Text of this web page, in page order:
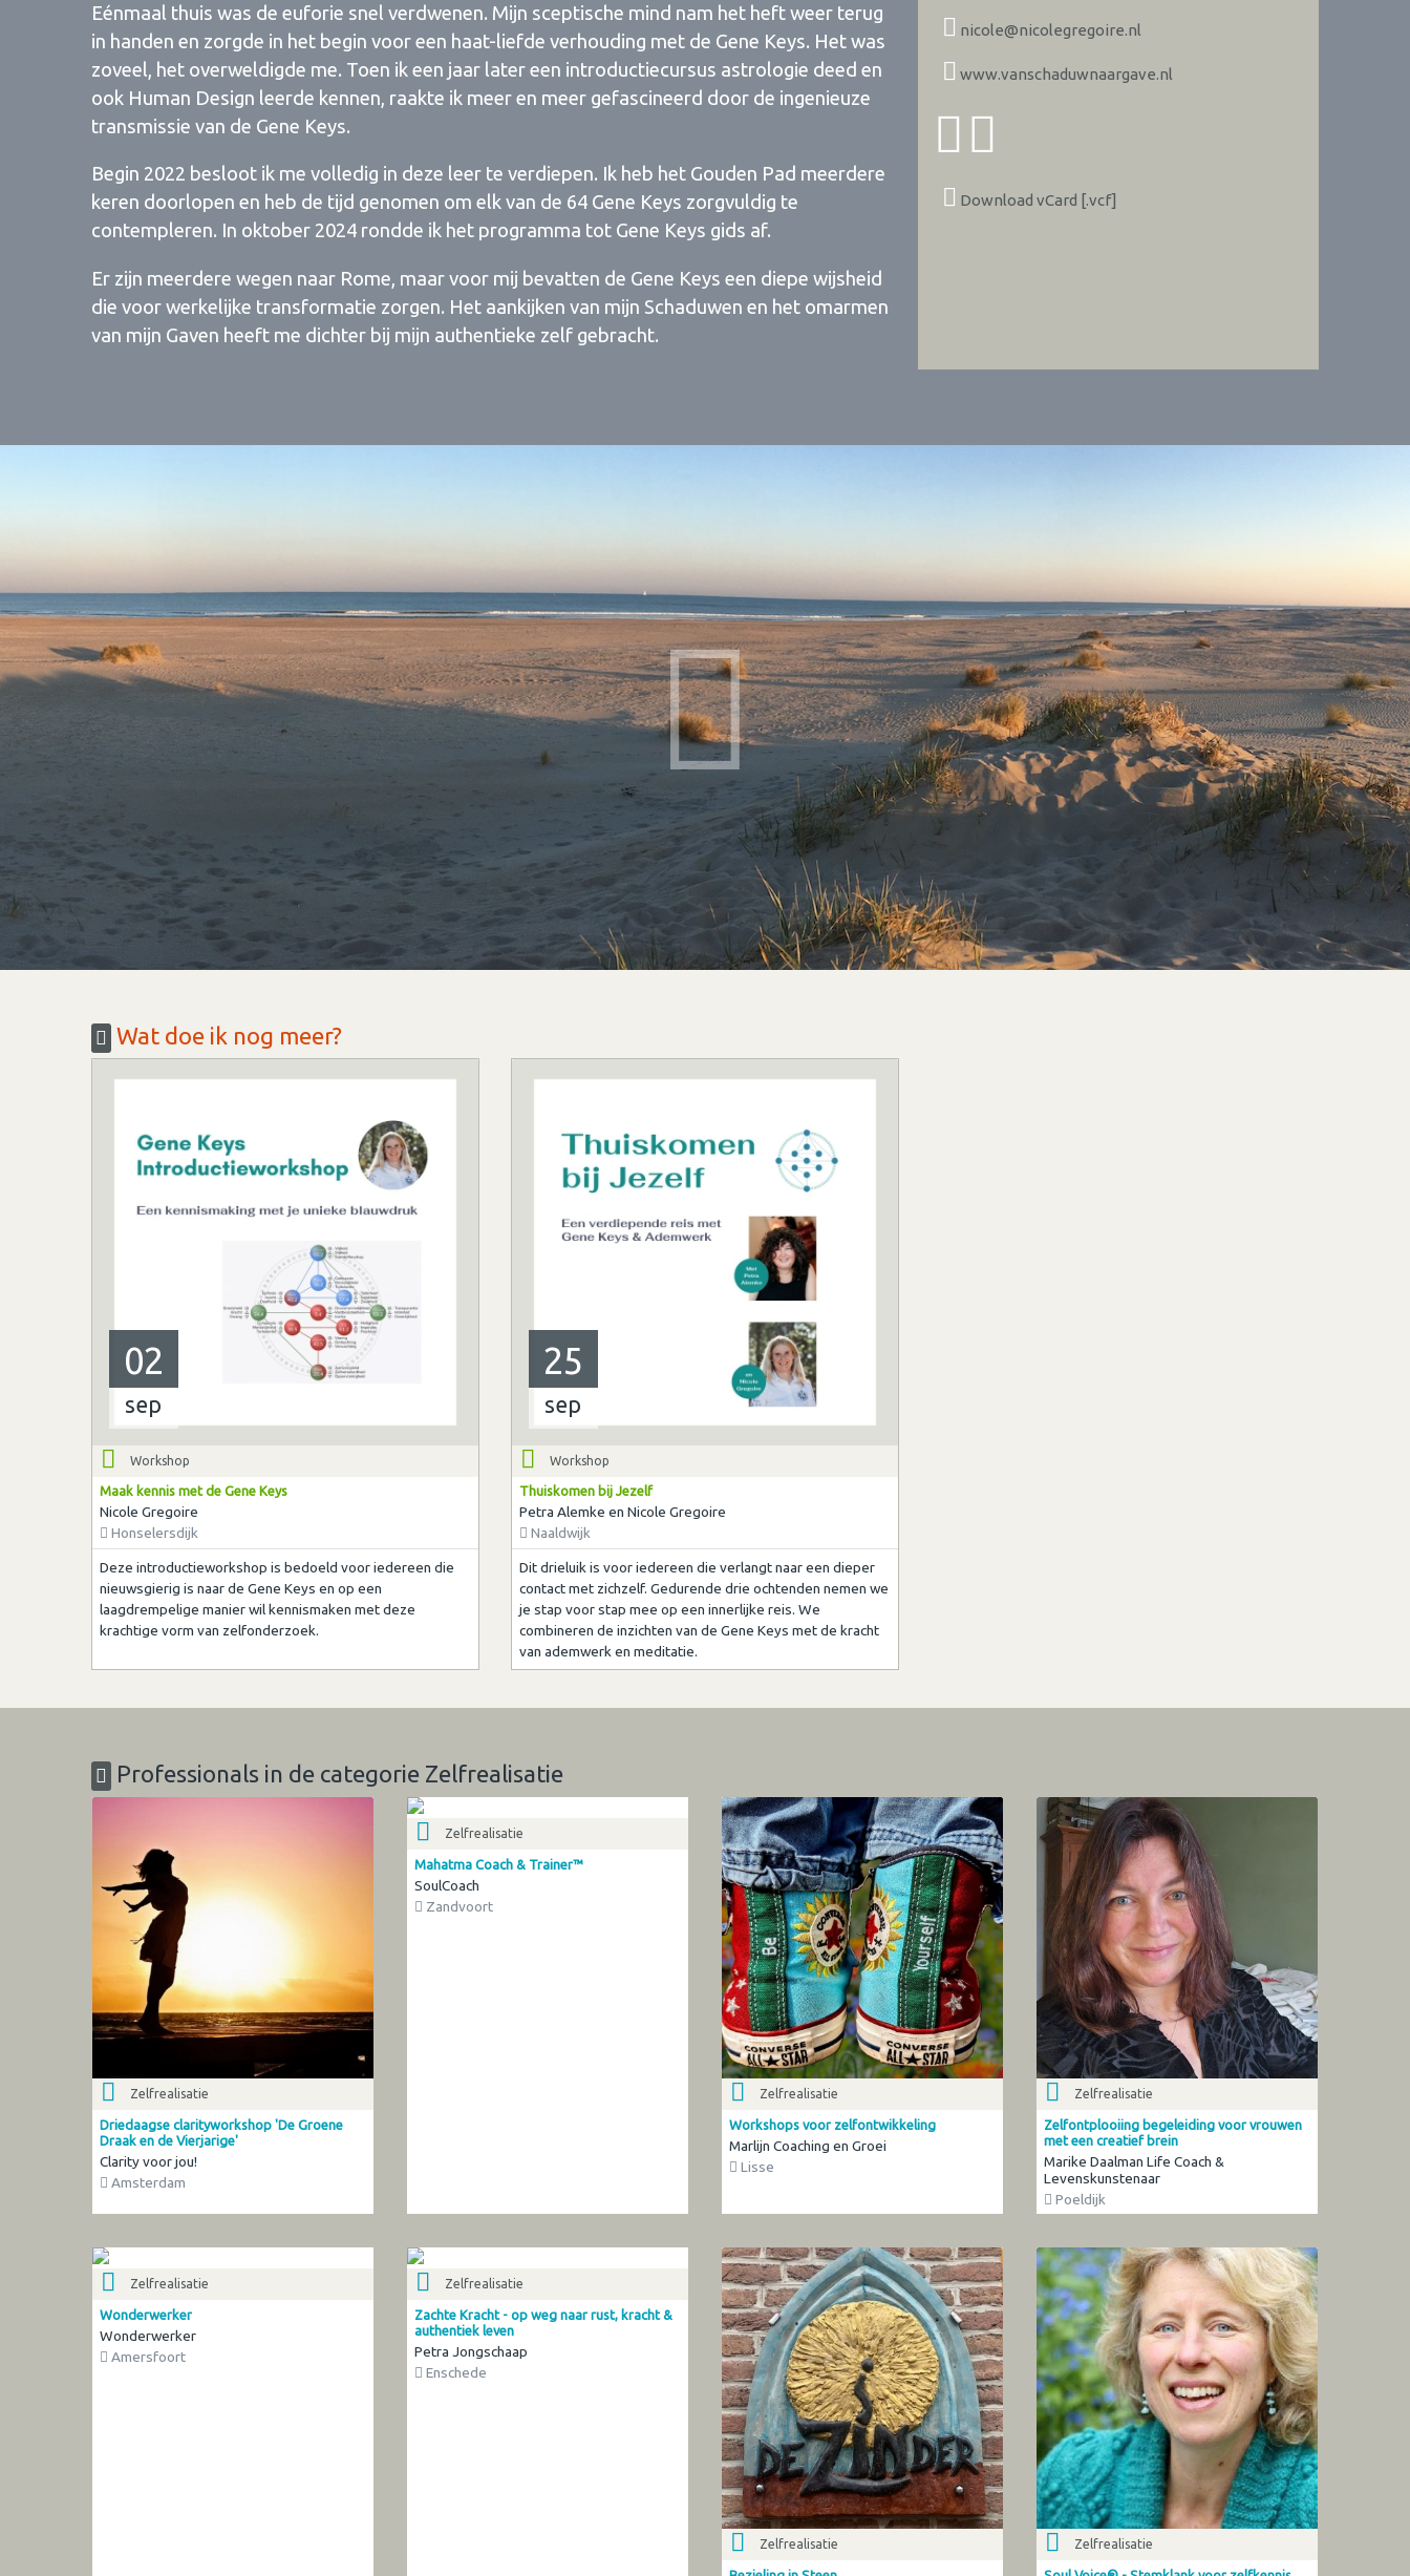
Eénmaal thuis was de euforie snel verdwenen. Mijn sceptische mind nam het heft weer terug
in handen en zorgde in het begin voor een haat-liefde verhouding met de Gene Keys. Het was
zoveel, het overweldigde me. Toen ik een jaar later een introductiecursus astrologie deed en
ook Human Design leerde kennen, raakte ik meer en meer gefascineerd door de ingenieuze
transmissie van de Gene Keys.
Begin 2022 besloot ik me volledig in deze leer te verdiepen. Ik heb het Gouden Pad meerdere
keren doorlopen en heb de tijd genomen om elk van de 64 Gene Keys zorgvuldig te
contempleren. In oktober 2024 rondde ik het programma tot Gene Keys gids af.
Er zijn meerdere wegen naar Rome, maar voor mij bevatten de Gene Keys een diepe wijsheid
die voor werkelijke transformatie zorgen. Het aankijken van mijn Schaduwen en het omarmen
van mijn Gaven heeft me dichter bij mijn authentieke zelf gebracht.
nicole@nicolegregoire.nl
www.vanschaduwnaargave.nl
Download vCard [.vcf]
Wat doe ik nog meer?
02
sep
Workshop
Maak kennis met de Gene Keys
Nicole Gregoire
Honselersdijk
Deze introductieworkshop is bedoeld voor iedereen die
nieuwsgierig is naar de Gene Keys en op een
laagdrempelige manier wil kennismaken met deze
krachtige vorm van zelfonderzoek.
25
sep
Workshop
Thuiskomen bij Jezelf
Petra Alemke en Nicole Gregoire
Naaldwijk
Dit drieluik is voor iedereen die verlangt naar een dieper
contact met zichzelf. Gedurende drie ochtenden nemen we
je stap voor stap mee op een innerlijke reis. We
combineren de inzichten van de Gene Keys met de kracht
van ademwerk en meditatie.
Professionals in de categorie Zelfrealisatie
Zelfrealisatie
Driedaagse clarityworkshop 'De Groene
Draak en de Vierjarige'
Clarity voor jou!
Amsterdam
Zelfrealisatie
Mahatma Coach & Trainer™
SoulCoach
Zandvoort
Zelfrealisatie
Workshops voor zelfontwikkeling
Marlijn Coaching en Groei
Lisse
Zelfrealisatie
Zelfontplooiing begeleiding voor vrouwen
met een creatief brein
Marike Daalman Life Coach &
Levenskunstenaar
Poeldijk
Zelfrealisatie
Wonderwerker
Wonderwerker
Amersfoort
Zelfrealisatie
Zachte Kracht - op weg naar rust, kracht &
authentiek leven
Petra Jongschaap
Enschede
Zelfrealisatie Zelfrealisatie